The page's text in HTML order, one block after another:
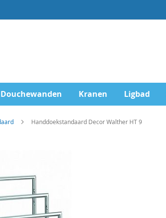
Douchewanden Kranen Ligbad
Handdoekstandaard Decor Walther HT 9